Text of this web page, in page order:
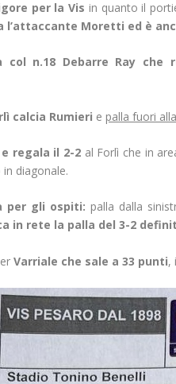
per la Vis in quanto il
l’attaccante Moretti ed è
col n.18 Debarre Ray
calcia Rumieri e palla fuori
e regala il 2-2 al Forlì che in
diagonale.
per gli ospiti: palla dalla
in rete la palla del 3-2
Varriale che sale a 33 punti,